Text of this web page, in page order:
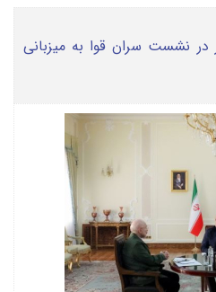
نشست سران قوا به میزبانی